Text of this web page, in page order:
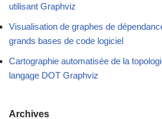
utilisant Graphviz
Visualisation de graphes de
grands bases de code logiciel
Cartographie automatisée de la
langage DOT Graphviz
Archives